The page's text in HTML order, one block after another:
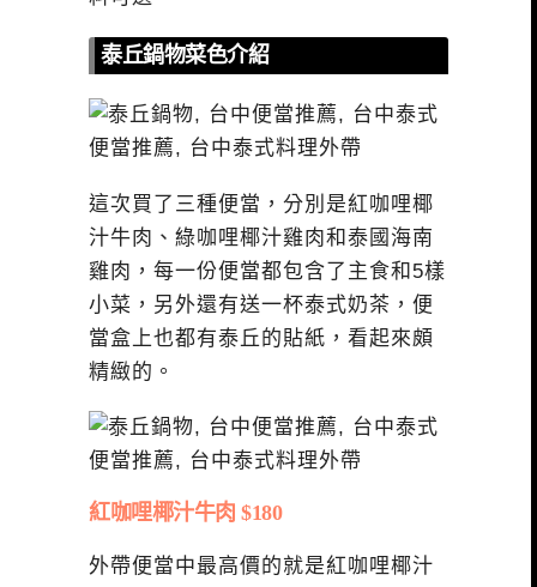
泰丘鍋物菜色介紹
這次買了三種便當，分別是紅咖哩椰
汁牛肉、綠咖哩椰汁雞肉和泰國海南
雞肉，每一份便當都包含了主食和5樣
小菜，另外還有送一杯泰式奶茶，便
當盒上也都有泰丘的貼紙，看起來頗
精緻的。
紅咖哩椰汁牛肉 $180
外帶便當中最高價的就是紅咖哩椰汁